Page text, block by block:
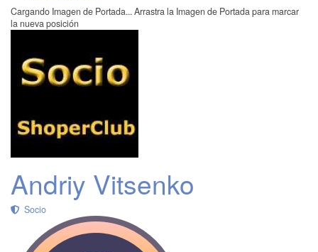
Cargando Imagen de Portada... Arrastra la Imagen de Portada para marcar
la nueva posición
Andriy Vitsenko
Socio